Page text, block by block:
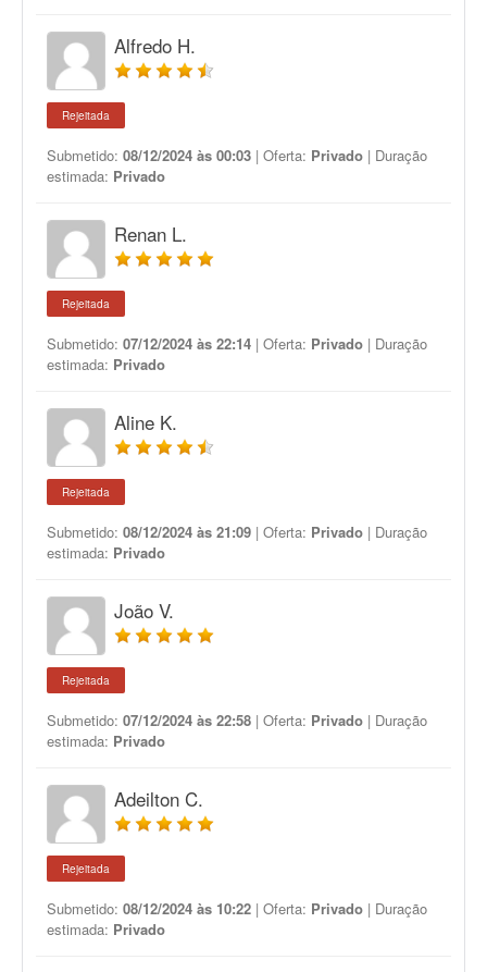
Alfredo H.
Rejeitada
Submetido: 08/12/2024 às 00:03 | Oferta: Privado | Duração
estimada: Privado
Renan L.
Rejeitada
Submetido: 07/12/2024 às 22:14 | Oferta: Privado | Duração
estimada: Privado
Aline K.
Rejeitada
Submetido: 08/12/2024 às 21:09 | Oferta: Privado | Duração
estimada: Privado
João V.
Rejeitada
Submetido: 07/12/2024 às 22:58 | Oferta: Privado | Duração
estimada: Privado
Adeilton C.
Rejeitada
Submetido: 08/12/2024 às 10:22 | Oferta: Privado | Duração
estimada: Privado